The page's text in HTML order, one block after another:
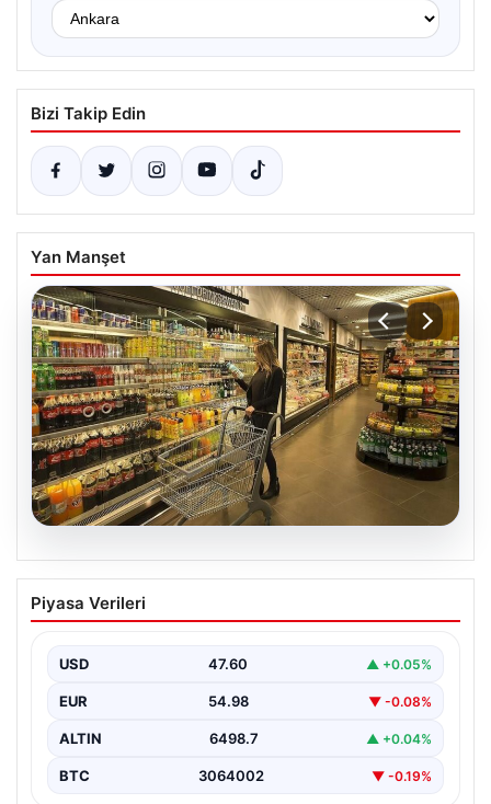
Bizi Takip Edin
Yan Manşet
05.08.2026
Enflasyon verileri ne zaman
açıklanacak? 2026 TÜİK mart ayı
Piyasa Verileri
USD 47.60 ▲ +0.05%
EUR 54.98 ▼ -0.08%
ALTIN 6498.7 ▲ +0.04%
BTC 3064002 ▼ -0.19%